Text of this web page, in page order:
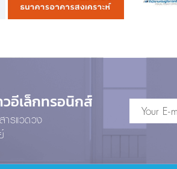
อีเล็กทรอนิกส์
รแวดวง